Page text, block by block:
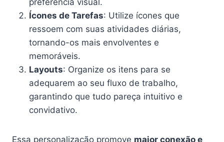
Ícones de Tarefas: Utilize ícones que
ressoem com suas atividades diárias,
tornando-os mais envolventes e
memoráveis.
Layouts: Organize os itens para se
adequarem ao seu fluxo de trabalho,
garantindo que tudo pareça intuitivo e
convidativo.
Essa personalização promove maior conexão e